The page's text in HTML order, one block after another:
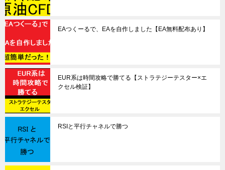
EAつくーるで、EAを自作しました【EA無料配布あり】
EUR系は時間攻略で勝てる【ストラテジーテスター×エ
クセル検証】
RSIと平行チャネルで勝つ